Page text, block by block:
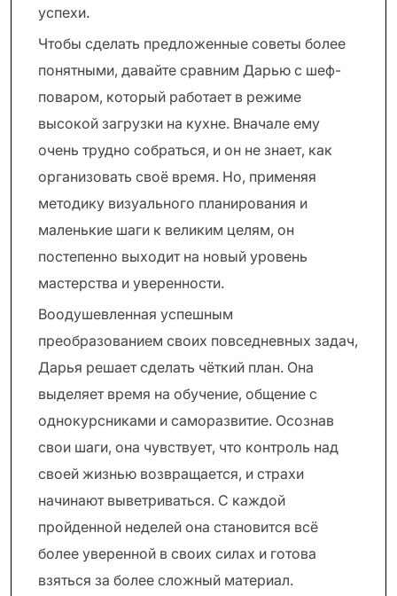
успехи.
Чтобы сделать предложенные советы более
понятными, давайте сравним Дарью с шеф-
поваром, который работает в режиме
высокой загрузки на кухне. Вначале ему
очень трудно собраться, и он не знает, как
организовать своё время. Но, применяя
методику визуального планирования и
маленькие шаги к великим целям, он
постепенно выходит на новый уровень
мастерства и уверенности.
Воодушевленная успешным
преобразованием своих повседневных задач,
Дарья решает сделать чёткий план. Она
выделяет время на обучение, общение с
однокурсниками и саморазвитие. Осознав
свои шаги, она чувствует, что контроль над
своей жизнью возвращается, и страхи
начинают выветриваться. С каждой
пройденной неделей она становится всё
более уверенной в своих силах и готова
взяться за более сложный материал.